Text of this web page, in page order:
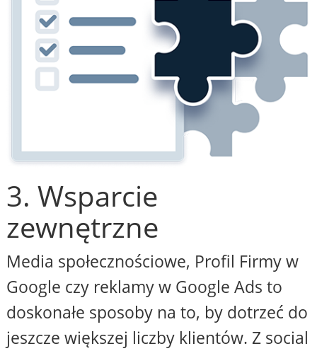
3. Wsparcie
zewnętrzne
Media społecznościowe, Profil Firmy w
Google czy reklamy w Google Ads to
doskonałe sposoby na to, by dotrzeć do
jeszcze większej liczby klientów. Z social